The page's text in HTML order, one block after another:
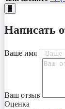
+
Написать
Ваше имя
Ваш отзыв
Оценка